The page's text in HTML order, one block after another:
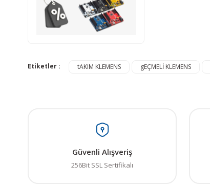
Etiketler : tAKIM KLEMENS gEÇMELİ KLEMENS
Güvenli Alışveriş
256Bit SSL Sertifikalı